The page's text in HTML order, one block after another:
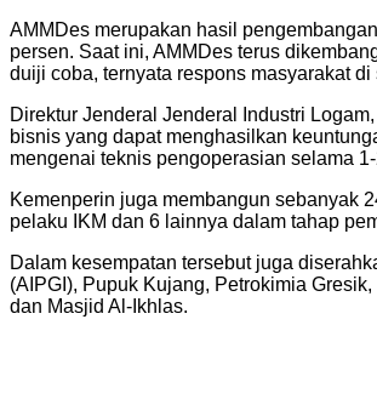
AMMDes merupakan hasil
persen. Saat ini, AMMDes terus
duiji coba, ternyata respons masyarakat
Direktur Jenderal Jenderal Industri
bisnis yang dapat menghasilkan
mengenai teknis pengoperasian selama
Kemenperin juga membangun sebanyak
pelaku IKM dan 6 lainnya dalam tahap
Dalam kesempatan tersebut juga
(AIPGI), Pupuk Kujang, Petrokimia
dan Masjid Al-Ikhlas.